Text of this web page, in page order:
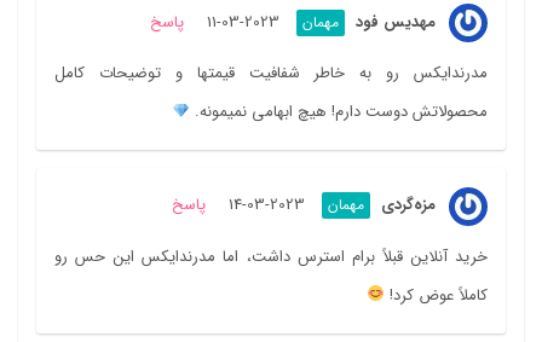
مهدیس فود مهمان 2023-03-11 پاسخ
مدرندایکس رو به خاطر شفافیت قیمتها و توضیحات کامل
محصولاتش دوست دارم! هیچ ابهامی نمیمونه.
مزه‌گردی مهمان 2023-03-14 پاسخ
خرید آنلاین قبلاً برام استرس داشت، اما مدرندایکس این حس رو
کاملاً عوض کرد!